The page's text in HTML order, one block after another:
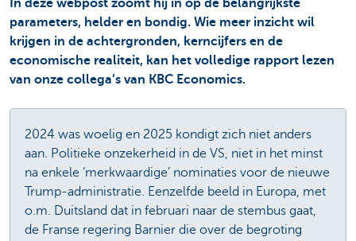
In deze webpost zoomt hij in op de belangrijkste
parameters, helder en bondig. Wie meer inzicht wil
krijgen in de achtergronden, kerncijfers en de
economische realiteit, kan het volledige rapport lezen
van onze collega’s van KBC Economics.
2024 was woelig en 2025 kondigt zich niet anders
aan. Politieke onzekerheid in de VS, niet in het minst
na enkele ‘merkwaardige’ nominaties voor de nieuwe
Trump-administratie. Eenzelfde beeld in Europa, met
o.m. Duitsland dat in februari naar de stembus gaat,
de Franse regering Barnier die over de begroting